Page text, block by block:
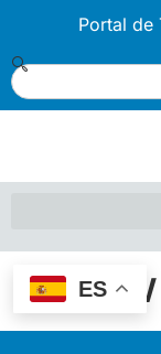
Portal de
ES